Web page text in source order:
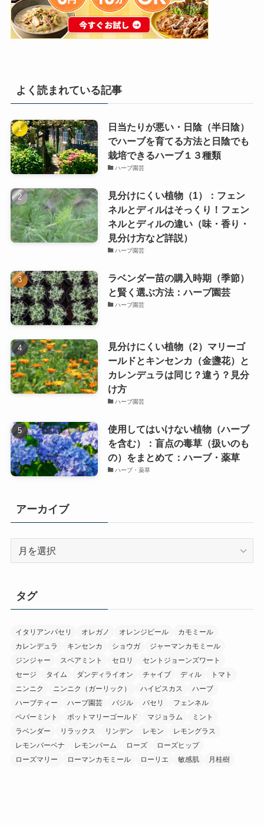
よく読まれている記事
日当たりが悪い・日陰（半日陰）
でハーブを育てる方法と日陰でも
栽培できるハーブ１３種類
ハーブ園芸
見分けにくい植物（1）：フェン
ネルとディルはそっくり！フェン
ネルとディルの違い（味・香り・
見分け方など詳説）
ハーブ園芸
ラベンダー苗の購入時期（季節）
と賢く選ぶ方法：ハーブ園芸
ハーブ園芸
見分けにくい植物（2）マリーゴ
ールドとキンセンカ（金盞花）と
カレンデュラは同じ？違う？見分
け方
ハーブ園芸
使用してはいけない植物（ハーブ
を含む）：盲点の毒草（扱いのも
の）をまとめて：ハーブ・薬草
ハーブ・薬草
アーカイブ
ブ
タグ
イタリアンパセリ オレガノ オレンジピール
カモミール
カレンデュラ
キンセンカ ショウガ
ジャーマンカモミール
ジンジャー
スペアミント セロリ
セントジョーンズワート
セージ
タイム ダンディライオン チャイブ ディル
トマト
ニンニク
ニンニク（ガーリック） ハイビスカス
ハーブ
ハーブティー
ハーブ園芸 バジル パセリ
フェンネル
ペパーミント
ポットマリーゴールド マジョラム
ミント
ラベンダー
リラックス リンデン レモン
レモングラス
レモンバーベナ
レモンバーム ローズ
ローズヒップ
ローズマリー
ローマンカモミール ローリエ 敏感肌 月桂樹